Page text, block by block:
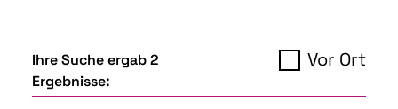
Ihre Suche ergab 2
Ergebnisse:
Vor Ort